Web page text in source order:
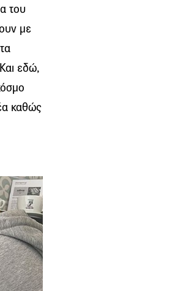
του
με
εδώ,
καθώς